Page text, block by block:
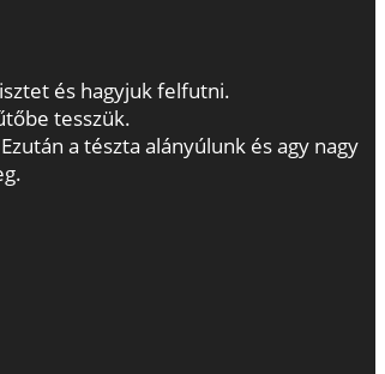
és hagyjuk felfutni.
tesszük.
a tészta alányúlunk és agy nagy